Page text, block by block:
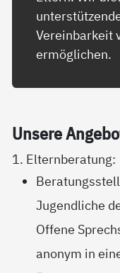
Vereinbarkeit
ermöglichen.
Un­se­re
1. Elternberatung:
Jugendliche
Offene
anonym in